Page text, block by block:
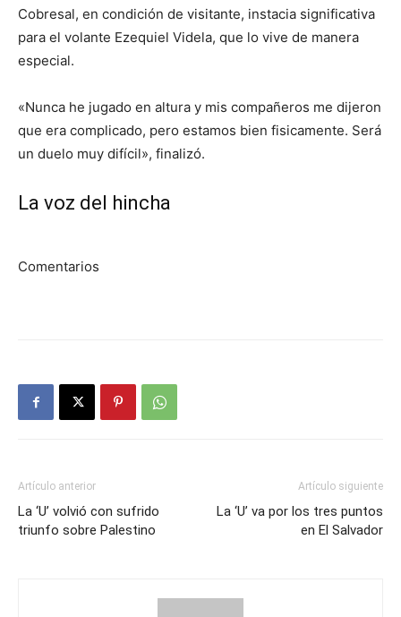
Cobresal, en condición de visitante, instacia significativa
para el volante Ezequiel Videla, que lo vive de manera
especial.
«Nunca he jugado en altura y mis compañeros me dijeron
que era complicado, pero estamos bien fisicamente. Será
un duelo muy difícil», finalizó.
La voz del hincha
Comentarios
Artículo anterior
La ‘U’ volvió con sufrido
triunfo sobre Palestino
Artículo siguiente
La ‘U’ va por los tres puntos
en El Salvador